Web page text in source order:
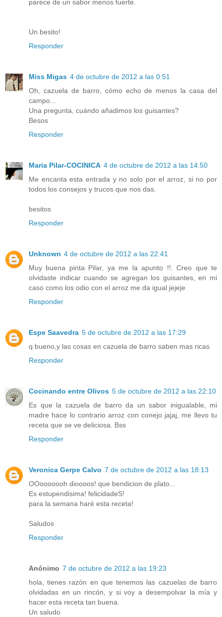
parece de un sabor menos fuerte.
Un besito!
Responder
Miss Migas 4 de octubre de 2012 a las 0:51
Oh, cazuela de barro, cómo echo de menos la casa del
campo...
Una pregunta, cuándo añadimos los guisantes?
Besos
Responder
Maria Pilar-COCINICA 4 de octubre de 2012 a las 14:50
Me encanta esta entrada y no solo por el arroz, si no por
todos los consejos y trucos que nos das.
besitos
Responder
Unknown 4 de octubre de 2012 a las 22:41
Muy buena pinta Pilar, ya me la apunto !!. Creo que te
olvidaste indicar cuando se agregan los guisantes, en mi
caso como los odio con el arroz me da igual jejeje
Responder
Espe Saavedra 5 de octubre de 2012 a las 17:29
q bueno,y las cosas en cazuela de barro saben mas ricas
Responder
Cocinando entre Olivos 5 de octubre de 2012 a las 22:10
Es que la cazuela de barro da un sabor inigualable, mi
madre hace lo contrario arroz con conejo jajaj, me llevo tu
receta que se ve deliciosa. Bss
Responder
Veronica Gerpe Calvo 7 de octubre de 2012 a las 18:13
OOooooooh dioooos! que bendicion de plato...
Es estupendisima! felicidadeS!
para la semana haré esta receta!
Saludos
Responder
Anónimo 7 de octubre de 2012 a las 19:23
hola, tienes razón en que tenemos las cazuelas de barro
olvidadas en un rincón, y si voy a desempolvar la mía y
hacer esta receta tan buena.
Un saludo